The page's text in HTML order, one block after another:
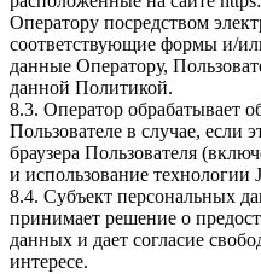
Оператору посредством
соответствующие формы и/
данные Оператору,
данной Политикой.
8.3. Оператор обрабатывает
Пользователе в случае, если
браузера Пользователя
и использование технологии
8.4. Субъект персональных
принимает решение о
данных и дает согласие
интересе.